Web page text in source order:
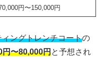
円〜150,000円
ィングトレンチコートの
円〜80,000円と予想され